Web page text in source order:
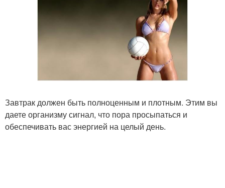
Завтрак должен быть полноценным и плотным. Этим вы
даете организму сигнал, что пора просыпаться и
обеспечивать вас энергией на целый день.